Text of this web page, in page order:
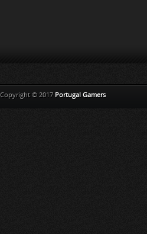
Copyright © 2017 Portugal Gamers